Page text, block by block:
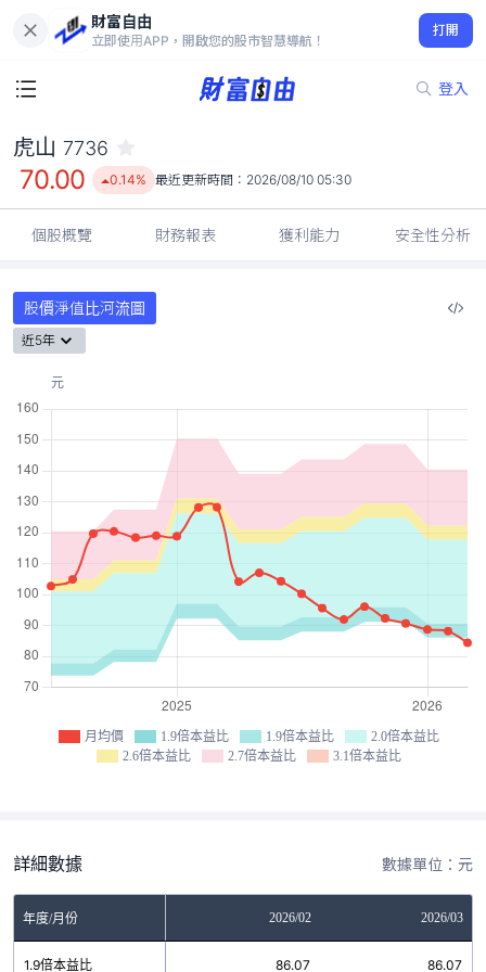
財富自由
立即使用APP，開啟您的股市智慧導航！
打開
登入
70.00
0.14%
虎山 7736
70.00 0.14% 最近更新時間： 2026/08/10 05:30
個股概覽 財務報表 獲利能力 安全性分析
股價淨值比河流圖
近5年
月均價 1.9倍本益比 1.9倍本益比
2.0倍本益比
2.6倍本益比
2.7倍本益比 3.1倍本益比
詳細數據 數據單位：元
年度/月份 2026/02 2026/03
1.9倍本益比 86.07 86.07